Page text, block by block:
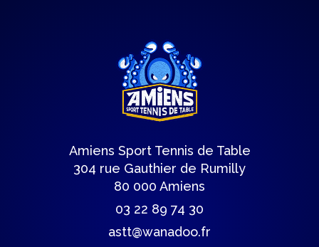
Amiens Sport Tennis de Table
304 rue Gauthier de Rumilly
80 000 Amiens
03 22 89 74 30
astt@wanadoo.fr